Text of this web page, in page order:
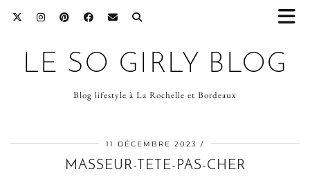
LE SO GIRLY BLOG
Blog lifestyle à La Rochelle et Bordeaux
11 DÉCEMBRE 2023
MASSEUR-TETE-PAS-CHER